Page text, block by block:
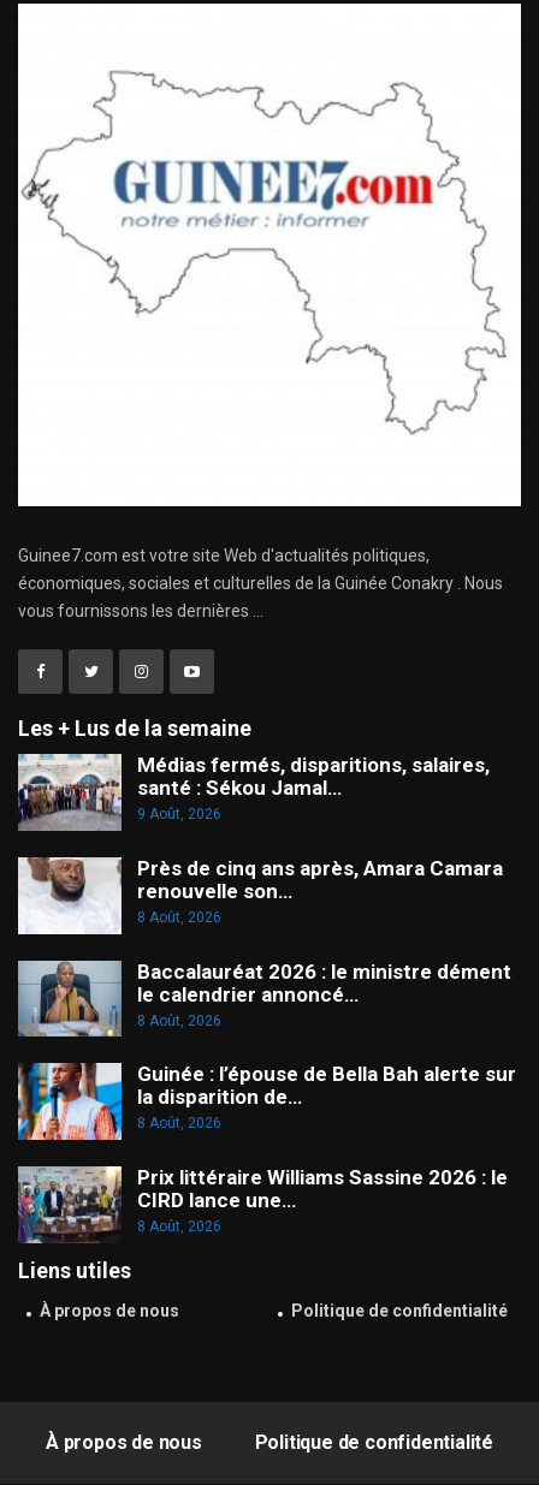
Guinee7.com est votre site Web d'actualités politiques,
économiques, sociales et culturelles de la Guinée Conakry . Nous
vous fournissons les dernières ...
Les + Lus de la semaine
Médias fermés, disparitions, salaires,
santé : Sékou Jamal…
9 Août, 2026
Près de cinq ans après, Amara Camara
renouvelle son…
8 Août, 2026
Baccalauréat 2026 : le ministre dément
le calendrier annoncé…
8 Août, 2026
Guinée : l’épouse de Bella Bah alerte sur
la disparition de…
8 Août, 2026
Prix littéraire Williams Sassine 2026 : le
CIRD lance une…
8 Août, 2026
Liens utiles
À propos de nous Politique de confidentialité
À propos de nous Politique de confidentialité